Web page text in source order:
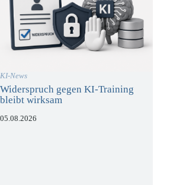
KI-News
Widerspruch gegen KI-Training
bleibt wirksam
05.08.2026